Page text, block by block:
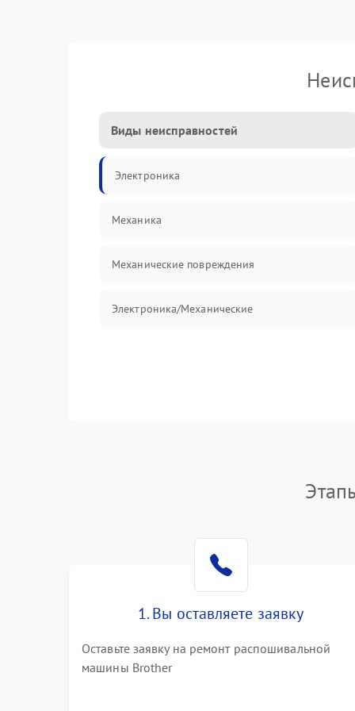
Виды неисправностей
Электроника
Механика
Механические повреждения
Электроника/Механические
1. Вы оставляете заявку
Оставьте заявку на ремонт распошивальной
машины Brother